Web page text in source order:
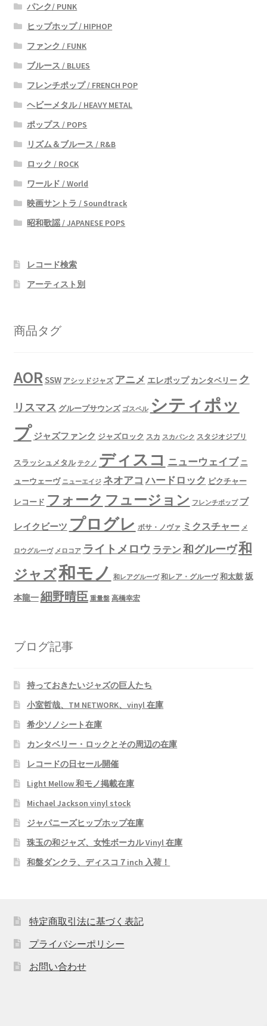
パンク/ PUNK
ヒップホップ / HIPHOP
ファンク / FUNK
ブルース / BLUES
フレンチポップ / FRENCH POP
ヘビーメタル / HEAVY METAL
ポップス / POPS
リズム＆ブルース / R&B
ロック / ROCK
ワールド / World
映画サントラ / Soundtrack
昭和歌謡 / JAPANESE POPS
レコード検索
アーティスト別
商品タグ
AORSSW アシッドジャズ アニメ エレポップ カンタベリー ク
リスマス グループサウンズ ゴスペル シティポッ
プ ジャズファンク ジャズロック スカ スカパンク スタジオジブリ
スラッシュメタル テクノ ディスコ ニューウェイブ ニ
ューウェーヴ ニューエイジ ネオアコ ハードロック ピクチャー
レコード フォーク フュージョン フレンチポップ ブ
レイクビーツ プログレ ボサ・ノヴァ ミクスチャー メ
ロウグルーヴ メロコア ライトメロウ ラテン 和グルーヴ和
ジャズ和モノ 和レアグルーヴ 和レア・グルーヴ 和太鼓坂
本龍一細野晴臣 重量盤 高橋幸宏
ブログ記事
持っておきたいジャズの巨人たち
小室哲哉、TM NETWORK、vinyl 在庫
希少ソノシート在庫
カンタベリー・ロックとその周辺の在庫
レコードの日セール開催
Light Mellow 和モノ掲載在庫
Michael Jackson vinyl stock
ジャパニーズヒップホップ在庫
珠玉の和ジャズ、女性ボーカル Vinyl 在庫
和盤ダンクラ、ディスコ７inch 入荷！
特定商取引法に基づく表記
プライバシーポリシー
お問い合わせ